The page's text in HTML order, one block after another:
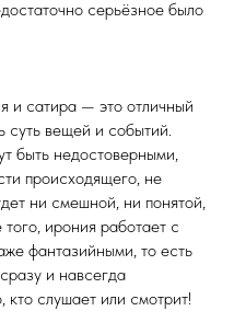
серьёзное было
и сатира — это отличный
суть вещей и событий.
быть недостоверными,
происходящего, не
ни смешной, ни понятой,
ирония работает с
фантазийными, то есть
и навсегда
кто слушает или смотрит!